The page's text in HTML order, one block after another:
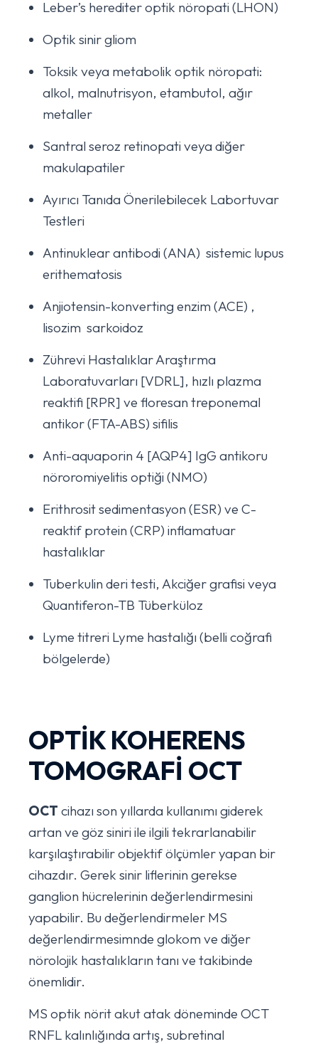
Leber’s herediter optik nöropati (LHON)
Optik sinir gliom
Toksik veya metabolik optik nöropati:
alkol, malnutrisyon, etambutol, ağır
metaller
Santral seroz retinopati veya diğer
makulapatiler
Ayırıcı Tanıda Önerilebilecek Labortuvar
Testleri
Antinuklear antibodi (ANA) sistemic lupus
erithematosis
Anjiotensin-konverting enzim (ACE) ,
lisozim sarkoidoz
Zührevi Hastalıklar Araştırma
Laboratuvarları [VDRL], hızlı plazma
reaktifi [RPR] ve floresan treponemal
antikor (FTA-ABS) sifilis
Anti-aquaporin 4 [AQP4] IgG antikoru
nöroromiyelitis optiği (NMO)
Erithrosit sedimentasyon (ESR) ve C-
reaktif protein (CRP) inflamatuar
hastalıklar
Tuberkulin deri testi, Akciğer grafisi veya
Quantiferon-TB Tüberküloz
Lyme titreri Lyme hastalığı (belli coğrafi
bölgelerde)
OPTİK KOHERENS
TOMOGRAFİ OCT
OCT cihazı son yıllarda kullanımı giderek
artan ve göz siniri ile ilgili tekrarlanabilir
karşılaştırabilir objektif ölçümler yapan bir
cihazdır. Gerek sinir liflerinin gerekse
ganglion hücrelerinin değerlendirmesini
yapabilir. Bu değerlendirmeler MS
değerlendirmesimnde glokom ve diğer
nörolojik hastalıkların tanı ve takibinde
önemlidir.
MS optik nörit akut atak döneminde OCT
RNFL kalınlığında artış, subretinal